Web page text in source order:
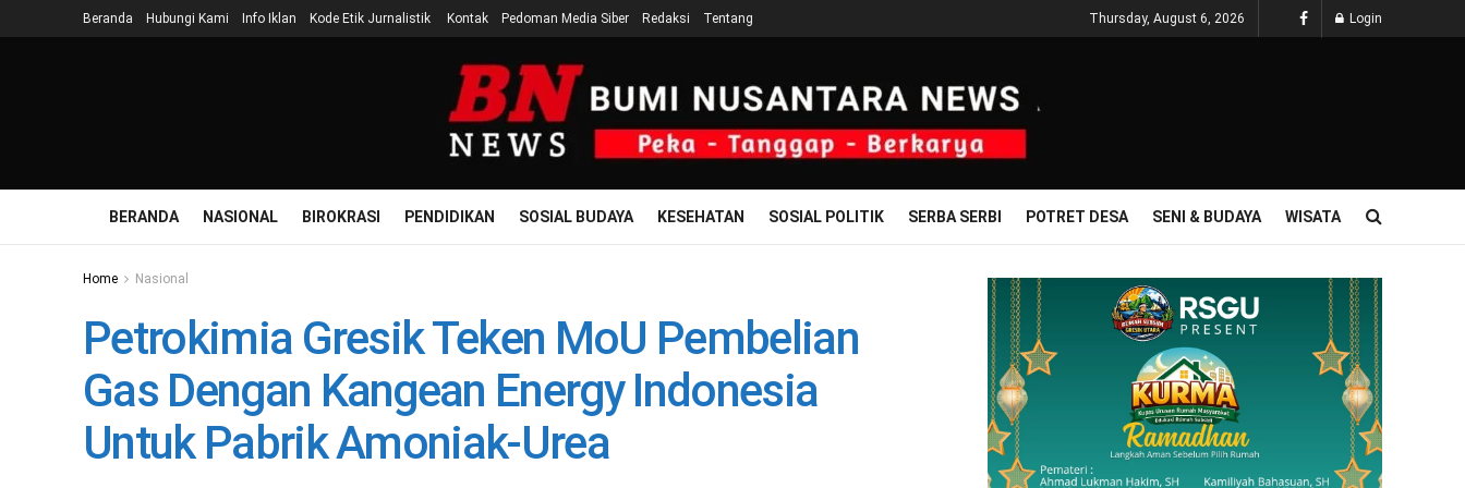
Beranda Hubungi Kami Info Iklan Kode Etik Jurnalistik Kontak Pedoman Media Siber Redaksi Tentang Thursday, August 6, 2026 Login
BERANDA NASIONAL BIROKRASI PENDIDIKAN SOSIAL BUDAYA KESEHATAN SOSIAL POLITIK SERBA SERBI POTRET DESA SENI & BUDAYA WISATA
Home Nasional
Petrokimia Gresik Teken MoU Pembelian
Gas Dengan Kangean Energy Indonesia
Untuk Pabrik Amoniak-Urea